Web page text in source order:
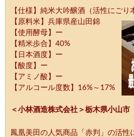
【仕様】純米大吟醸酒（活性にごり
【原料米】兵庫県産山田錦
【使用酵母】ー
【精米歩合】40%
【日本酒度】ー
【酸度】ー
【アミノ酸】ー
【アルコール度数】16%～17%
＜小林酒造株式会社＞栃木県小山市
鳳凰美田の人気商品「赤判」の活性